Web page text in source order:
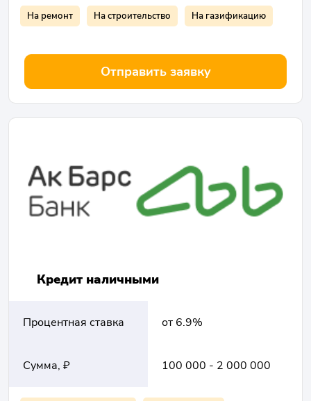
На ремонт На строительство На газификацию
Отправить заявку
Кредит наличными
Процентная ставка от 6.9%
Сумма, ₽ 100 000 - 2 000 000